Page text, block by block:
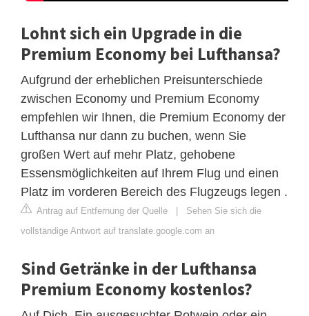
Lohnt sich ein Upgrade in die
Premium Economy bei Lufthansa?
Aufgrund der erheblichen Preisunterschiede
zwischen Economy und Premium Economy
empfehlen wir Ihnen, die Premium Economy der
Lufthansa nur dann zu buchen, wenn Sie
großen Wert auf mehr Platz, gehobene
Essensmöglichkeiten auf Ihrem Flug und einen
Platz im vorderen Bereich des Flugzeugs legen .
Antrag auf Entfernung der Quelle | Sehen Sie sich die
vollständige Antwort auf translate.google.com an
Sind Getränke in der Lufthansa
Premium Economy kostenlos?